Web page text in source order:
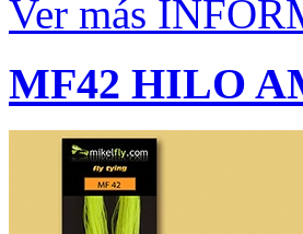
Ver más
MF42 HILO